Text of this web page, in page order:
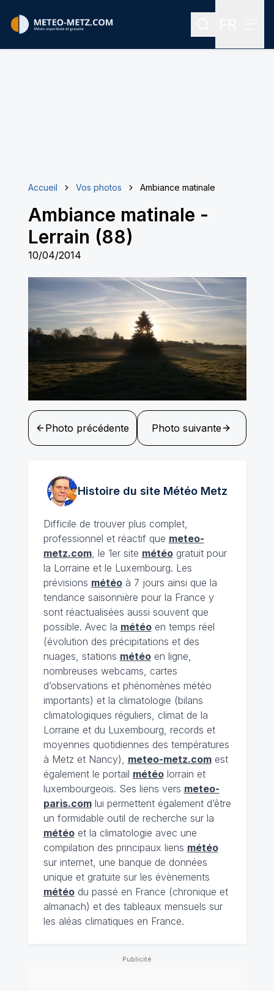
Rechercher
Accueil Vos photos Ambiance matinale
Ambiance matinale -
Lerrain (88)
10/04/2014
Photo précédente Photo suivante
Histoire du site MétéoMetz
Difficile de trouver plus complet,
professionnel et réactif que meteo-
metz.com, le 1er site météogratuit pour
la Lorraine et le Luxembourg. Les
prévisions météoà 7 jours ainsi que la
tendance saisonnière pour la France y
sont réactualisées aussi souvent que
possible. Avec la météoen temps réel
(évolution des précipitations et des
nuages, stations météoen ligne,
nombreuses webcams, cartes
d’observations et phénomènes météo
importants) et la climatologie (bilans
climatologiques réguliers, climat de la
Lorraine et du Luxembourg, records et
moyennes quotidiennes des températures
à Metz et Nancy), meteo-metz.comest
également le portail météolorrain et
luxembourgeois. Ses liens vers meteo-
paris.comlui permettent également d’être
un formidable outil de recherche sur la
météoet la climatologie avec une
compilation des principaux liens météo
sur internet, une banque de données
unique et gratuite sur les évènements
météodu passé en France (chronique et
almanach) et des tableaux mensuels sur
les aléas climatiques en France.